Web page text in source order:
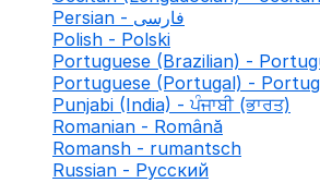
Persian - فارسی
Polish - Polski
Portuguese (Brazilian) -
Portuguese (Portugal) -
Punjabi (India) - ਪੰਜਾਬੀ (ਭਾਰਤ)
Romanian - Română
Romansh - rumantsch
Russian - Русский